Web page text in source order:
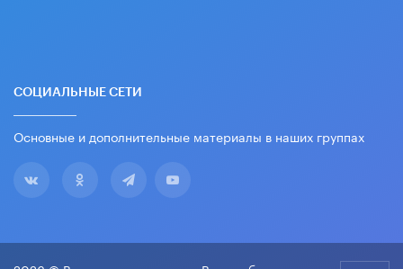
СОЦИАЛЬНЫЕ СЕТИ
Основные и дополнительные материалы в наших группах